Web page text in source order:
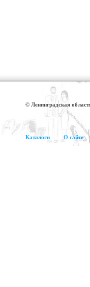
© Ленинградская
Каталоги О сайте